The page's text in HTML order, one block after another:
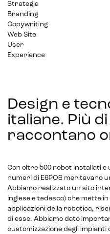
Marketing automation
Lead generation e
Customer segmentation
Strategia
Branding
Copywriting
Web Site
User
Experience
Design e
italiane. Più
raccontano
Con oltre 500 robot installati e
numeri di E6POS meritavano
Abbiamo realizzato un sito
inglese e tedesco) che mette
applicazioni della robotica,
di esse. Abbiamo dato
customizzazione degli impianti